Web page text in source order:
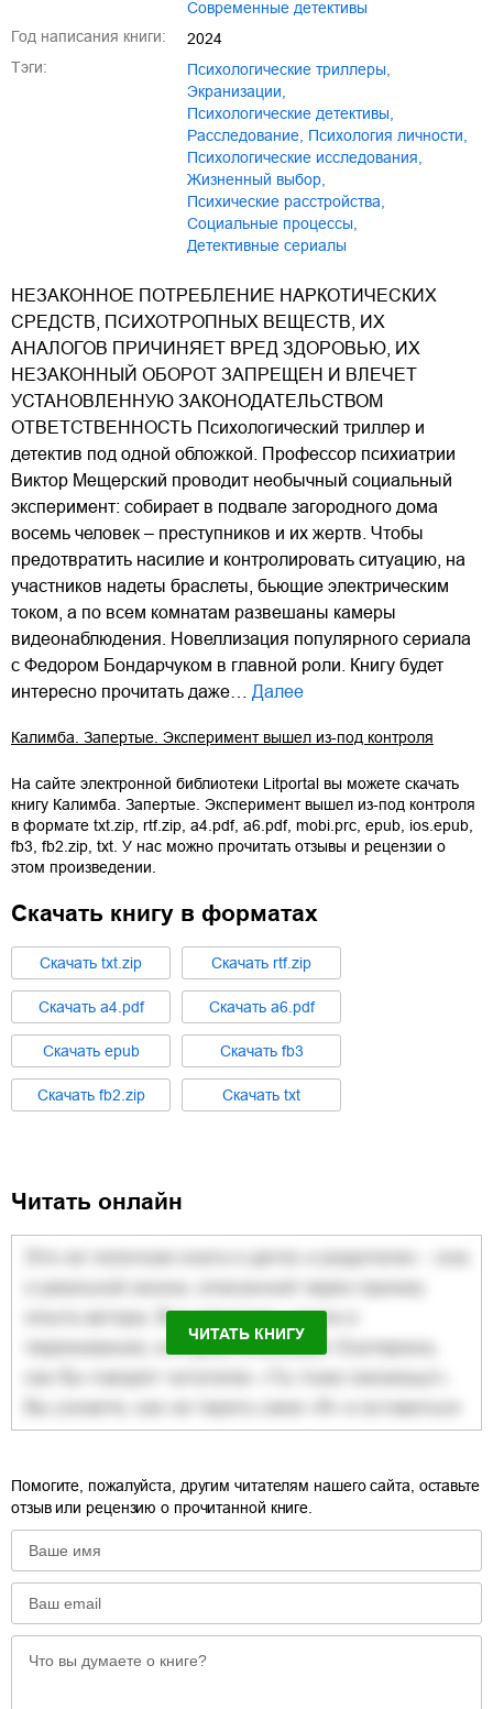
современные детективы
Год написания книги:
2024
Тэги:
психологические триллеры
экранизации
психологические детективы
расследование
психология личности
психологические исследования
жизненный выбор
психические расстройства
социальные процессы
детективные сериалы
НЕЗАКОННОЕ ПОТРЕБЛЕНИЕ НАРКОТИЧЕСКИХ
СРЕДСТВ, ПСИХОТРОПНЫХ ВЕЩЕСТВ, ИХ
АНАЛОГОВ ПРИЧИНЯЕТ ВРЕД ЗДОРОВЬЮ, ИХ
НЕЗАКОННЫЙ ОБОРОТ ЗАПРЕЩЕН И ВЛЕЧЕТ
УСТАНОВЛЕННУЮ ЗАКОНОДАТЕЛЬСТВОМ
ОТВЕТСТВЕННОСТЬ Психологический триллер и
детектив под одной обложкой. Профессор психиатрии
Виктор Мещерский проводит необычный социальный
эксперимент: собирает в подвале загородного дома
восемь человек – преступников и их жертв. Чтобы
предотвратить насилие и контролировать ситуацию, на
участников надеты браслеты, бьющие электрическим
током, а по всем комнатам развешаны камеры
видеонаблюдения. Новеллизация популярного сериала
с Федором Бондарчуком в главной роли. Книгу будет
интересно прочитать даже…
Далее
Калимба. Запертые. Эксперимент вышел из-под контроля
На сайте электронной библиотеки Litportal вы можете скачать
книгу Калимба. Запертые. Эксперимент вышел из-под контроля
в формате txt.zip rtf.zip a4.pdf, a6.pdf, mobi.prc epub ios.epub
fb3 fb2.zip txt . У нас можно прочитать отзывы и рецензии о
этом произведении.
Скачать книгу в форматах
Cкачать txt.zip Cкачать rtf.zip
Cкачать a4.pdf Cкачать a6.pdf
Cкачать epub Cкачать fb3
Cкачать fb2.zip Cкачать txt
Читать онлайн
ЧИТАТЬ КНИГУ
Помогите, пожалуйста, другим читателям нашего сайта, оставьте
отзыв или рецензию о прочитанной книге.